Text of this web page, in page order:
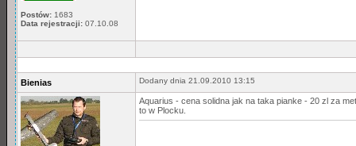
Postów: 1683
Data rejestracji: 07.10.08
Bienias Dodany dnia 21.09.2010 13:15
Aquarius - cena solidna jak na taka pianke - 20 zl za
to w Plocku.